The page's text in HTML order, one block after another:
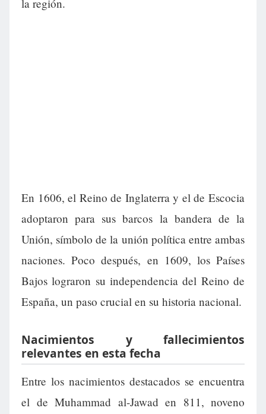
la región.
En 1606, el Reino de Inglaterra y el de Escocia
adoptaron para sus barcos la bandera de la
Unión, símbolo de la unión política entre ambas
naciones. Poco después, en 1609, los Países
Bajos lograron su independencia del Reino de
España, un paso crucial en su historia nacional.
Nacimientos y fallecimientos
relevantes en esta fecha
Entre los nacimientos destacados se encuentra
el de Muhammad al-Jawad en 811, noveno